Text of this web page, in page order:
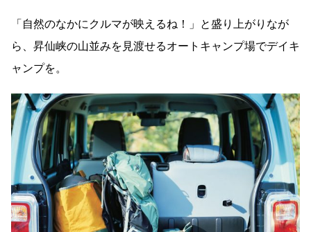
「自然のなかにクルマが映えるね！」と盛り上がりなが
ら、昇仙峡の山並みを見渡せるオートキャンプ場でデイキ
ャンプを。